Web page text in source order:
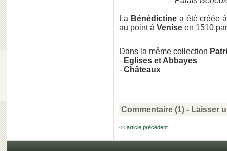
La Bénédictinea été créée
au point à Venise en 1510
Dans la même collection
- Eglises et Abbayes
- Châteaux
Commentaire (1) - Laisser
<< article précédent